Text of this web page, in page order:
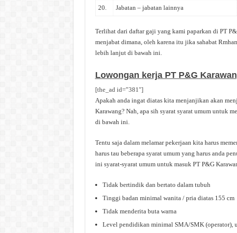
20. Jabatan – jabatan lainnya
Terlihat dari daftar gaji yang kami paparkan di PT
menjabat dimana, oleh karena itu jika sahabat
lebih lanjut di bawah ini.
Lowongan kerja PT P&G
[the_ad id=”381″]
Apakah anda ingat diatas kita menjanjikan akan
Karawang? Nah, apa sih syarat syarat umum untuk
di bawah ini.
Tentu saja dalam melamar pekerjaan kita harus
harus tau beberapa syarat umum yang harus anda
ini syarat-syarat umum untuk masuk PT P&G
Tidak bertindik dan bertato dalam tubuh
Tinggi badan minimal wanita / pria diatas 155 cm
Tidak menderita buta warna
Level pendidikan minimal SMA/SMK (operator),